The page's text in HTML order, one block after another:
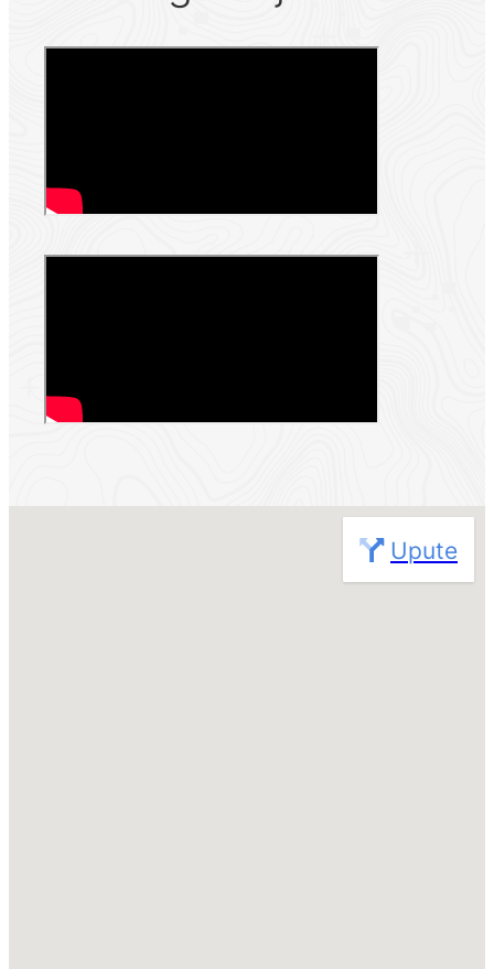
Nije pronađena nijedna lokacija
Upute